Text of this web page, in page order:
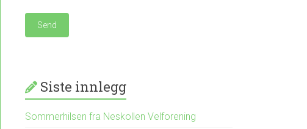
Siste innlegg
Sommerhilsen fra Neskollen Velforening